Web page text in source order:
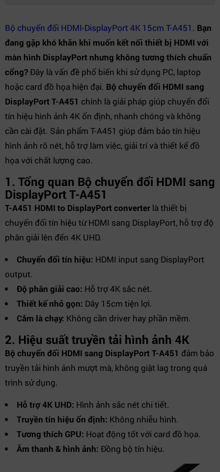
Bộ chuyển đổi HDMI-DisplayPort 4K 15cm T-A451 . Bạn
đang gặp khó khăn khi muốn kết nối thiết bị HDMI với
màn hình DisplayPort nhưng không tương thích chuẩn
cổng?Đây là vấn đề phổ biến khi sử dụng PC, laptop
hoặc card đồ họa hiện đại. Bộ chuyển đổi HDMI sang
DisplayPort T-A451 chính là giải pháp giúp chuyển đổi
tín hiệu hình ảnh 4K ổn định, nhanh chóng và không
cần cài đặt. Sản phẩm T-A451 giúp đảm bảo tín hiệu
hình ảnh rõ nét, hỗ trợ làm việc, giải trí và thiết kế đồ
họa với chất lượng cao.
1. Tổng quan Bộ chuyển đổi HDMI sang
DisplayPort T-A451
T-A451 HDMI to DisplayPort converter là thiết bị
chuyển đổi tín hiệu từ HDMI sang DisplayPort, hỗ trợ độ
phân giải lên đến 4K UHD.
Chuyển đổi tín hiệu: HDMI input sang DisplayPort
output.
Độ phân giải cao: Hỗ trợ 4K sắc nét.
Thiết kế nhỏ gọn: Dây 15cm tiện lợi.
Cắm là chạy: Không cần driver hay phần mềm.
2. Hiệu suất truyền tải hình ảnh 4K
Bộ chuyển đổi HDMI sang DisplayPort T-A451 đảm bảo
truyền tải hình ảnh mượt mà, không giật lag trong quá
trình sử dụng.
Hỗ trợ 4K UHD: Hình ảnh sắc nét chi tiết.
Truyền tín hiệu ổn định: Không nhiễu hình.
Tương thích GPU: Hoạt động tốt với card đồ họa.
Âm thanh & hình ảnh: Đồng bộ tín hiệu.